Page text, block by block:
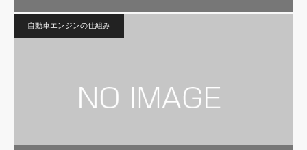
自動車エンジンの仕組み